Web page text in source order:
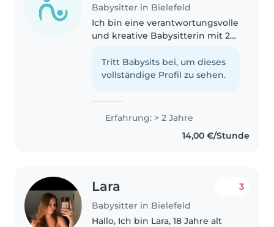
Babysitter in Bielefeld
Ich bin eine verantwortungsvolle
und kreative Babysitterin mit 2
Betreuung von Kindern jeden
Alters. Ich spreche fließend
Tritt Babysits bei, um dieses
vollständige Profil zu sehen.
Erfahrung: > 2 Jahre
14,00 €/Stunde
Lara
Babysitter in Bielefeld
3
Hallo, Ich bin Lara, 18 Jahre alt